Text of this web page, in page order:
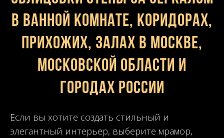
в ванной комнате, коридорах,
прихожих, залах в Москве,
Московской области и
городах России
Если вы хотите создать стильный и
элегантный интерьер, выберите мрамор,